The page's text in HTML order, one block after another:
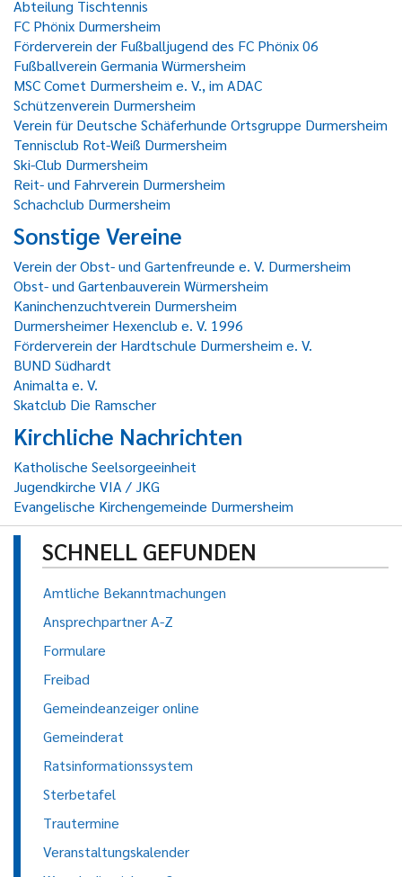
Abteilung Tischtennis
FC Phönix Durmersheim
Förderverein der Fußballjugend des FC Phönix 06
Fußballverein Germania Würmersheim
MSC Comet Durmersheim e. V., im ADAC
Schützenverein Durmersheim
Verein für Deutsche Schäferhunde Ortsgruppe Durmersheim
Tennisclub Rot-Weiß Durmersheim
Ski-Club Durmersheim
Reit- und Fahrverein Durmersheim
Schachclub Durmersheim
Sonstige Vereine
Verein der Obst- und Gartenfreunde e. V. Durmersheim
Obst- und Gartenbauverein Würmersheim
Kaninchenzuchtverein Durmersheim
Durmersheimer Hexenclub e. V. 1996
Förderverein der Hardtschule Durmersheim e. V.
BUND Südhardt
Animalta e. V.
Skatclub Die Ramscher
Kirchliche Nachrichten
Katholische Seelsorgeeinheit
Jugendkirche VIA / JKG
Evangelische Kirchengemeinde Durmersheim
SCHNELL GEFUNDEN
Amtliche Bekanntmachungen
Ansprechpartner A-Z
Formulare
Freibad
Gemeindeanzeiger online
Gemeinderat
Ratsinformationssystem
Sterbetafel
Trautermine
Veranstaltungskalender